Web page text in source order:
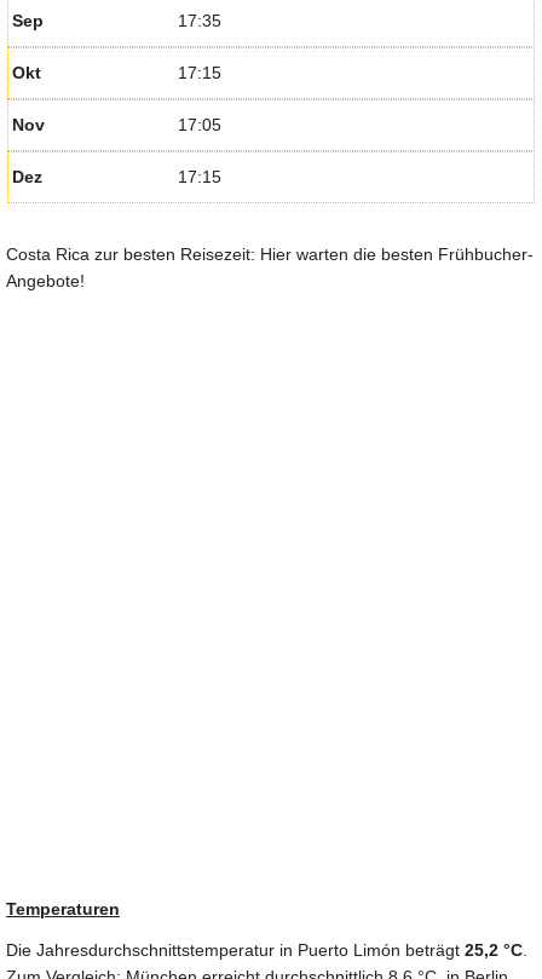
Sep 17:35
Okt 17:15
Nov 17:05
Dez 17:15
Costa Rica zur besten Reisezeit: Hier warten die besten Frühbucher-
Angebote!
Temperaturen
Die Jahresdurchschnittstemperatur in Puerto Limón beträgt 25,2 °C